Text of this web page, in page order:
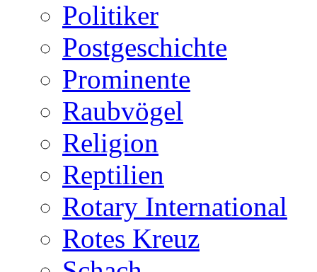
Politiker
Postgeschichte
Prominente
Raubvögel
Religion
Reptilien
Rotary International
Rotes Kreuz